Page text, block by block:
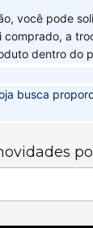
você pode
a
dentro do
busca